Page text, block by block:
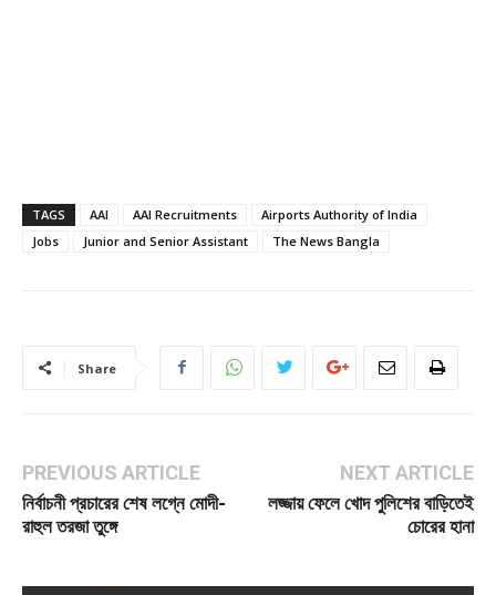
TAGS AAI AAI Recruitments
Airports Authority of India
Jobs
Junior and Senior Assistant The News Bangla
Share
PREVIOUS ARTICLE
নির্বাচনী প্রচারের শেষ লগ্নে মোদী-
রাহুল তরজা তুঙ্গে
NEXT ARTICLE
লজ্জায় ফেলে খোদ পুলিশের বাড়িতেই
চোরের হানা